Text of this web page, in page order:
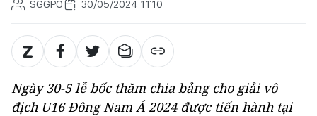
SGGPO 30/05/2024 11:10
Ngày 30-5 lễ bốc thăm chia bảng cho giải vô
địch U16 Đông Nam Á 2024 được tiến hành tại